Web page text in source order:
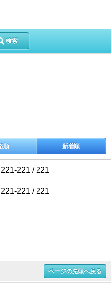
検索
順 新着順
221-221 / 221
221-221 / 221
ページの先頭へ戻る